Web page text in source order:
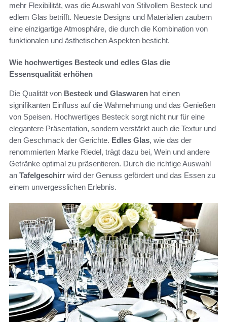
mehr Flexibilität, was die Auswahl von Stilvollem Besteck und
edlem Glas betrifft. Neueste Designs und Materialien zaubern
eine einzigartige Atmosphäre, die durch die Kombination von
funktionalen und ästhetischen Aspekten besticht.
Wie hochwertiges Besteck und edles Glas die
Essensqualität erhöhen
Die Qualität von Besteck und Glaswaren hat einen
signifikanten Einfluss auf die Wahrnehmung und das Genießen
von Speisen. Hochwertiges Besteck sorgt nicht nur für eine
elegantere Präsentation, sondern verstärkt auch die Textur und
den Geschmack der Gerichte. Edles Glas, wie das der
renommierten Marke Riedel, trägt dazu bei, Wein und andere
Getränke optimal zu präsentieren. Durch die richtige Auswahl
an Tafelgeschirr wird der Genuss gefördert und das Essen zu
einem unvergesslichen Erlebnis.